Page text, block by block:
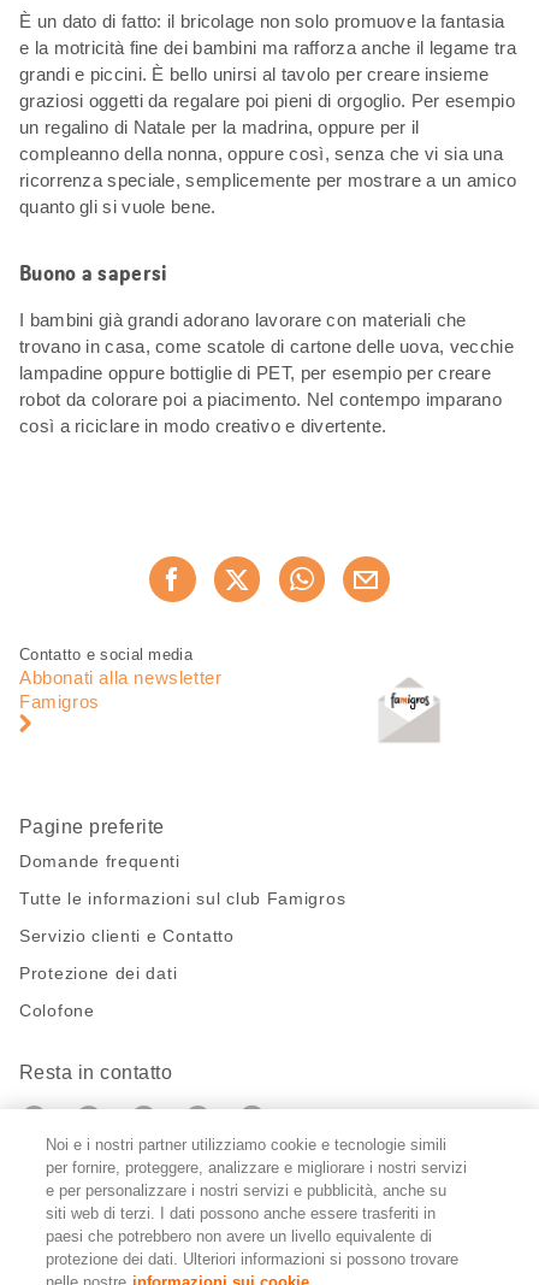
È un dato di fatto: il bricolage non solo promuove la fantasia
e la motricità fine dei bambini ma rafforza anche il legame tra
grandi e piccini. È bello unirsi al tavolo per creare insieme
graziosi oggetti da regalare poi pieni di orgoglio. Per esempio
un regalino di Natale per la madrina, oppure per il
compleanno della nonna, oppure così, senza che vi sia una
ricorrenza speciale, semplicemente per mostrare a un amico
quanto gli si vuole bene.
Buono a sapersi
I bambini già grandi adorano lavorare con materiali che
trovano in casa, come scatole di cartone delle uova, vecchie
lampadine oppure bottiglie di PET, per esempio per creare
robot da colorare poi a piacimento. Nel contempo imparano
così a riciclare in modo creativo e divertente.
Consiglia ora
Piè
pagina
Navigazione
pagina
Contatto e social media
Abbonati alla newsletter
Famigros
Pagine preferite
Domande frequenti
Tutte le informazioni sul club Famigros
Servizio clienti e Contatto
Protezione dei dati
Colofone
Resta in contatto
https://twitter.com/migros?
https://www.youtube.com/user/
PinterestInstagram
Impostazioni cookie
FR IT
Noi e i nostri partner utilizziamo cookie e tecnologie simili
per fornire, proteggere, analizzare e migliorare i nostri servizi
e per personalizzare i nostri servizi e pubblicità, anche su
siti web di terzi. I dati possono anche essere trasferiti in
paesi che potrebbero non avere un livello equivalente di
protezione dei dati. Ulteriori informazioni si possono trovare